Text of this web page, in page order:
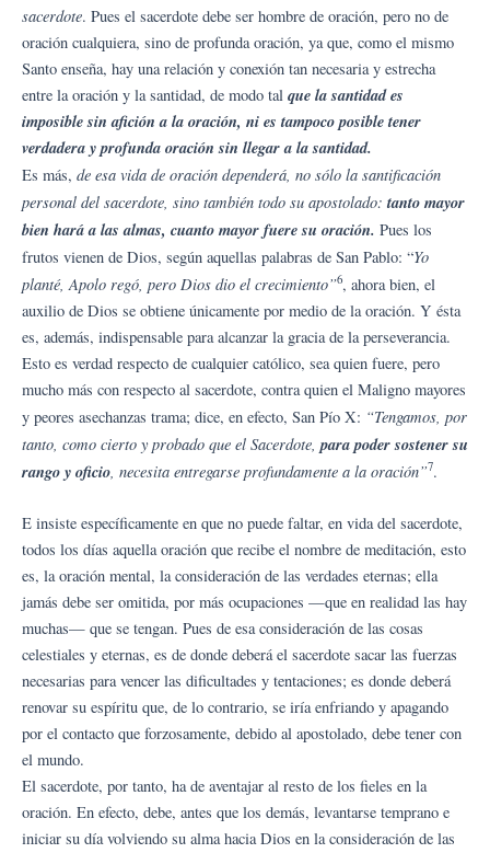
sacerdote. Pues el sacerdote debe ser hombre de oración, pero no de
oración cualquiera, sino de profunda oración, ya que, como el mismo
Santo enseña, hay una relación y conexión tan necesaria y estrecha
entre la oración y la santidad, de modo tal que la santidad es
imposible sin afición a la oración, ni es tampoco posible tener
verdadera y profunda oración sin llegar a la santidad.
Es más, de esa vida de oración dependerá, no sólo la santificación
personal del sacerdote, sino también todo su apostolado: tanto mayor
bien hará a las almas, cuanto mayor fuere su oración. Pues los
frutos vienen de Dios, según aquellas palabras de San Pablo: “Yo
planté, Apolo regó, pero Dios dio el crecimiento”6, ahora bien, el
auxilio de Dios se obtiene únicamente por medio de la oración. Y ésta
es, además, indispensable para alcanzar la gracia de la perseverancia.
Esto es verdad respecto de cualquier católico, sea quien fuere, pero
mucho más con respecto al sacerdote, contra quien el Maligno mayores
y peores asechanzas trama; dice, en efecto, San Pío X: “Tengamos, por
tanto, como cierto y probado que el Sacerdote, para poder sostener su
rango y oficio , necesita entregarse profundamente a la oración”7.
E insiste específicamente en que no puede faltar, en vida del sacerdote,
todos los días aquella oración que recibe el nombre de meditación, esto
es, la oración mental, la consideración de las verdades eternas; ella
jamás debe ser omitida, por más ocupaciones —que en realidad las hay
muchas— que se tengan. Pues de esa consideración de las cosas
celestiales y eternas, es de donde deberá el sacerdote sacar las fuerzas
necesarias para vencer las dificultades y tentaciones; es donde deberá
renovar su espíritu que, de lo contrario, se iría enfriando y apagando
por el contacto que forzosamente, debido al apostolado, debe tener con
el mundo.
El sacerdote, por tanto, ha de aventajar al resto de los fieles en la
oración. En efecto, debe, antes que los demás, levantarse temprano e
iniciar su día volviendo su alma hacia Dios en la consideración de las